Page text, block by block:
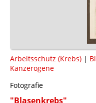
Arbeitsschutz (Krebs) |
Kanzerogene
Fotografie
"Blasenkrebs"